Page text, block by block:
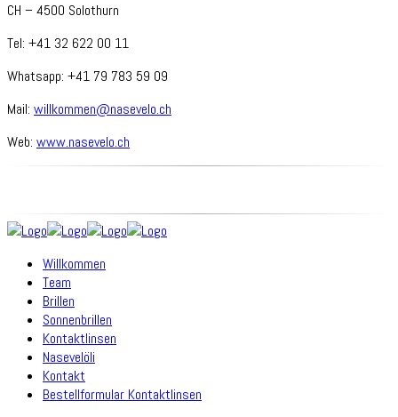
CH – 4500 Solothurn
Tel: +41 32 622 00 11
Whatsapp: +41 79 783 59 09
Mail: willkommen@nasevelo.ch
Web: www.nasevelo.ch
Willkommen
Team
Brillen
Sonnenbrillen
Kontaktlinsen
Nasevelöli
Kontakt
Bestellformular Kontaktlinsen